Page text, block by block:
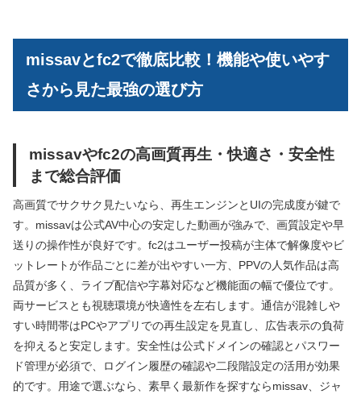
missavとfc2で徹底比較！機能や使いやす
さから見た最強の選び方
missavやfc2の高画質再生・快適さ・安全性
まで総合評価
高画質でサクサク見たいなら、再生エンジンとUIの完成度が鍵で
す。missavは公式AV中心の安定した動画が強みで、画質設定や早
送りの操作性が良好です。fc2はユーザー投稿が主体で解像度やビ
ットレートが作品ごとに差が出やすい一方、PPVの人気作品は高
品質が多く、ライブ配信や字幕対応など機能面の幅で優位です。
両サービスとも視聴環境が快適性を左右します。通信が混雑しや
すい時間帯はPCやアプリでの再生設定を見直し、広告表示の負荷
を抑えると安定します。安全性は公式ドメインの確認とパスワー
ド管理が必須で、ログイン履歴の確認や二段階設定の活用が効果
的です。用途で選ぶなら、素早く最新作を探すならmissav、ジャ